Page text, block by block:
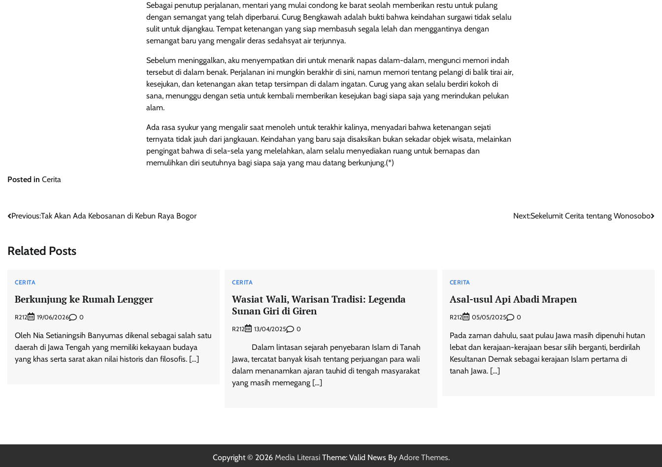
Sebagai penutup perjalanan, mentari yang mulai condong ke barat seolah memberikan restu untuk pulang
dengan semangat yang telah diperbarui. Curug Bengkawah adalah bukti bahwa keindahan surgawi tidak selalu
sulit untuk dijangkau. Tempat ketenangan yang siap membasuh segala lelah dan menggantinya dengan
semangat baru yang mengalir deras sedahsyat air terjunnya.
Sebelum meninggalkan, aku menyempatkan diri untuk menarik napas dalam-dalam, mengunci memori indah
tersebut di dalam benak. Perjalanan ini mungkin berakhir di sini, namun memori tentang pelangi di balik tirai air,
kesejukan, dan ketenangan akan tetap tersimpan di dalam ingatan. Curug yang akan selalu berdiri kokoh di
sana, menunggu dengan setia untuk kembali memberikan kesejukan bagi siapa saja yang merindukan pelukan
alam.
Ada rasa syukur yang mengalir saat menoleh untuk terakhir kalinya, menyadari bahwa ketenangan sejati
ternyata tidak jauh dari jangkauan. Keindahan yang baru saja disaksikan bukan sekadar objek wisata, melainkan
pengingat bahwa di sela-sela yang melelahkan, alam selalu menyediakan ruang untuk bernapas dan
memulihkan diri seutuhnya bagi siapa saja yang mau datang berkunjung.(*)
Posted in Cerita
Post
Previous:Tak Akan Ada Kebosanan di Kebun Raya Bogor Next:Sekelumit Cerita tentang Wonosobo
Related Posts
CERITA
Berkunjung ke Rumah Lengger
R212 19/06/2026 0
Oleh Nia Setianingsih Banyumas dikenal sebagai salah satu
daerah di Jawa Tengah yang memiliki kekayaan budaya
yang khas serta sarat akan nilai historis dan filosofis. […]
CERITA
Wasiat Wali, Warisan Tradisi: Legenda
Sunan Giri di Giren
R212 13/04/2025 0
Dalam lintasan sejarah penyebaran Islam di Tanah
Jawa, tercatat banyak kisah tentang perjuangan para wali
dalam menanamkan ajaran tauhid di tengah masyarakat
yang masih memegang […]
CERITA
Asal-usul Api Abadi Mrapen
R212 05/05/2025 0
Pada zaman dahulu, saat pulau Jawa masih dipenuhi hutan
lebat dan kerajaan-kerajaan besar silih berganti, berdirilah
Kesultanan Demak sebagai kerajaan Islam pertama di
tanah Jawa. […]
Copyright © 2026 Media LiterasiTheme: Valid News By Adore Themes.